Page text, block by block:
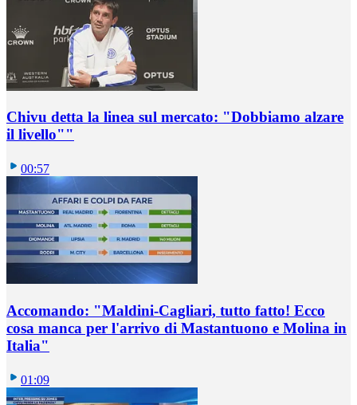
Chivu detta la linea sul mercato: "Dobbiamo alzare
il livello""
00:57
Accomando: "Maldini-Cagliari, tutto fatto! Ecco
cosa manca per l'arrivo di Mastantuono e Molina in
Italia"
01:09